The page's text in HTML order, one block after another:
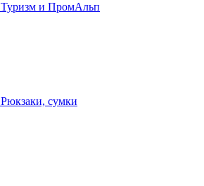
Туризм и ПромАльп
Рюкзаки, сумки